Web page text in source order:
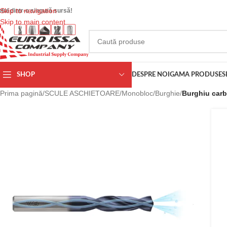
Skip to navigation
Skip to main content
dintr-o singură sursă!
SHOP DESPRE NOI GAMA PRODUSE
Prima pagină/SCULE ASCHIETOARE/Monobloc/Burghie/Burghiu